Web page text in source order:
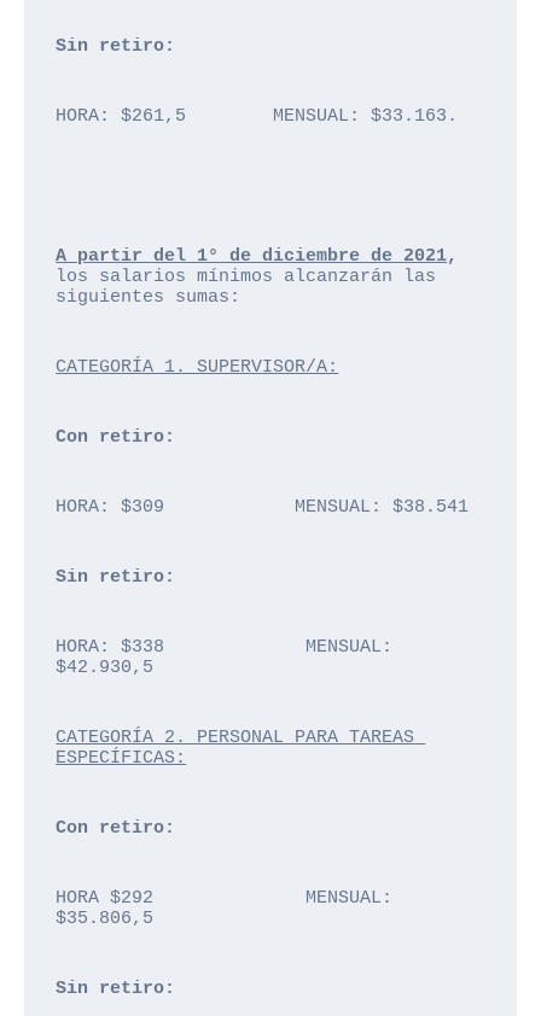
Sin retiro:
HORA: $261,5        MENSUAL: $33.163.
A partir del 1° de diciembre de 2021,
los salarios mínimos alcanzarán las
siguientes sumas:
CATEGORÍA 1. SUPERVISOR/A:
Con retiro:
HORA: $309            MENSUAL: $38.541
Sin retiro:
HORA: $338             MENSUAL:
$42.930,5
CATEGORÍA 2. PERSONAL PARA TAREAS
ESPECÍFICAS:
Con retiro:
HORA $292              MENSUAL:
$35.806,5
Sin retiro: